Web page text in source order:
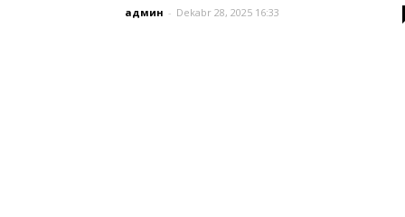
админ - Dekabr 28, 2025 16:33